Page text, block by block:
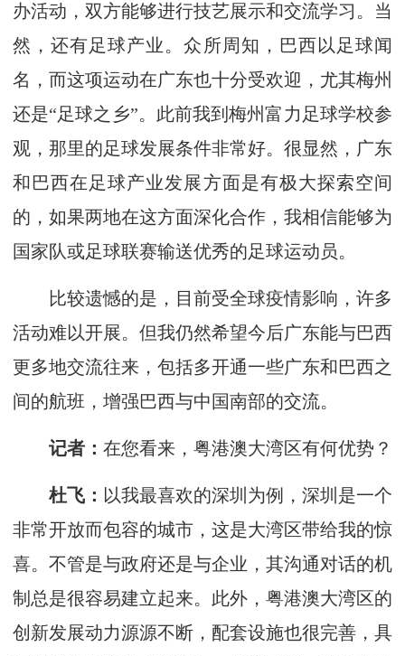
办活动，双方能够进行技艺展示和交流学习。当
然，还有足球产业。众所周知，巴西以足球闻
名，而这项运动在广东也十分受欢迎，尤其梅州
还是“足球之乡”。此前我到梅州富力足球学校参
观，那里的足球发展条件非常好。很显然，广东
和巴西在足球产业发展方面是有极大探索空间
的，如果两地在这方面深化合作，我相信能够为
国家队或足球联赛输送优秀的足球运动员。
比较遗憾的是，目前受全球疫情影响，许多
活动难以开展。但我仍然希望今后广东能与巴西
更多地交流往来，包括多开通一些广东和巴西之
间的航班，增强巴西与中国南部的交流。
记者： 在您看来，粤港澳大湾区有何优势？
杜飞： 以我最喜欢的深圳为例，深圳是一个
非常开放而包容的城市，这是大湾区带给我的惊
喜。不管是与政府还是与企业，其沟通对话的机
制总是很容易建立起来。此外，粤港澳大湾区的
创新发展动力源源不断，配套设施也很完善，具